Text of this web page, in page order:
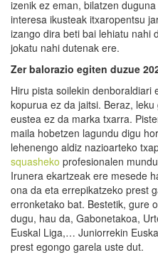
izenik ez eman, bilatzen
interesa ikusteak itxaropentsu
izango dira beti bai lehiatu nahi
jokatu nahi dutenak ere.
Zer balorazio egiten duzue
Hiru pista soilekin denboraldiari
kopurua ez da jaitsi. Beraz,
eustea ez da marka txarra.
maila hobetzen lagundu digu
lehenengo aldiz nazioarteko
squasheko profesionalen
Irunera ekartzeak ere mesede
ona da eta errepikatzeko prest
erronketako bat. Bestetik, gure
dugu, hau da, Gabonetakoa,
Euskal Liga,… Juniorrekin
prest egongo garela uste dut.